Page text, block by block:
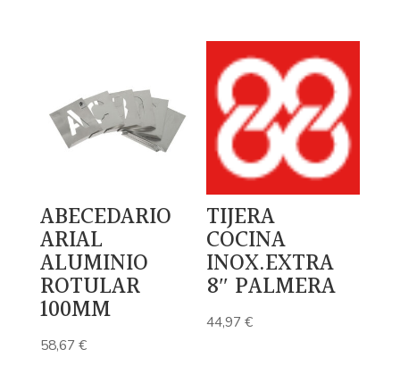
ABECEDARIO
ARIAL
ALUMINIO
ROTULAR
100MM
58,67€
TIJERA
COCINA
INOX.EXTRA
8″ PALMERA
44,97€